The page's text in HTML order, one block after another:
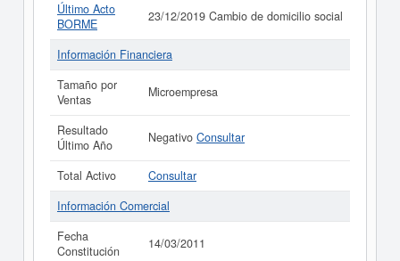
Último Acto
BORME
23/12/2019 Cambio de domicilio social
Información Financiera
Tamaño por
Ventas
Microempresa
Resultado
Último Año
Negativo Consultar
Total Activo
Consultar
Información Comercial
Fecha
Constitución
14/03/2011